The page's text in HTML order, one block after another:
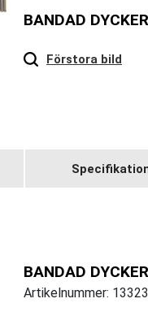
BANDAD
Förstora bild
BANDAD
Artikelnummer: